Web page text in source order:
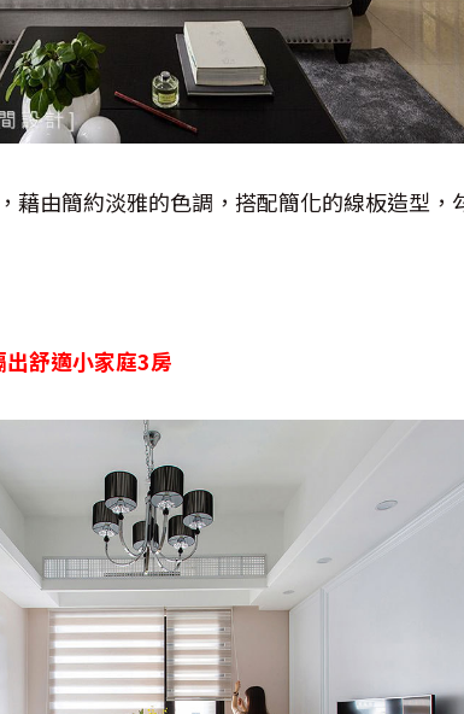
藉由簡約淡雅的色調，搭配簡化的線板造型，
舒適小家庭3房